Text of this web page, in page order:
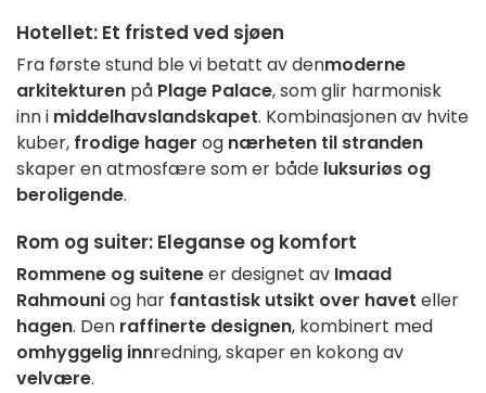
Hotellet: Et fristed ved sjøen
Fra første stund ble vi betatt av denmoderne
arkitekturen på Plage Palace, som glir harmonisk
inn i middelhavslandskapet. Kombinasjonen av hvite
kuber, frodige hager og nærheten til stranden
skaper en atmosfære som er både luksuriøs og
beroligende.
Rom og suiter: Eleganse og komfort
Rommene og suiteneer designet av Imaad
Rahmouniog har fantastisk utsikt over havet eller
hagen. Den raffinerte designen, kombinert med
omhyggelig innredning, skaper en kokong av
velvære.